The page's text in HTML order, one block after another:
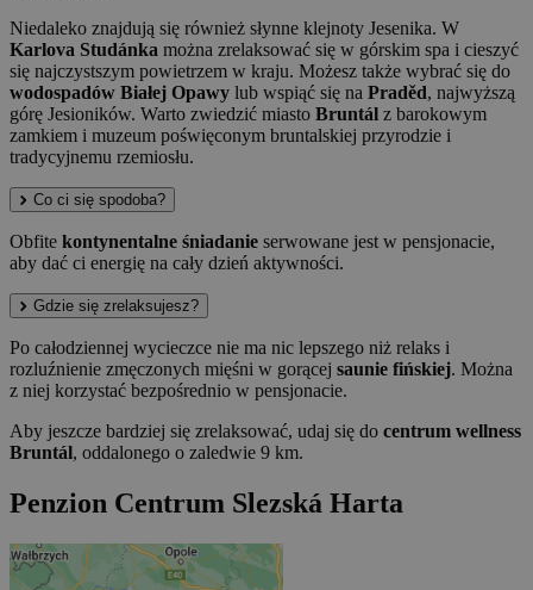
Niedaleko znajdują się również słynne klejnoty Jesenika. W
Karlova Studánka można zrelaksować się w górskim spa i cieszyć
się najczystszym powietrzem w kraju. Możesz także wybrać się do
wodospadów Białej Opawy lub wspiąć się na Praděd, najwyższą
górę Jesioników. Warto zwiedzić miasto Bruntál z barokowym
zamkiem i muzeum poświęconym bruntalskiej przyrodzie i
tradycyjnemu rzemiosłu.
Co ci się spodoba?
Obfite kontynentalne śniadanie serwowane jest w pensjonacie,
aby dać ci energię na cały dzień aktywności.
Gdzie się zrelaksujesz?
Po całodziennej wycieczce nie ma nic lepszego niż relaks i
rozluźnienie zmęczonych mięśni w gorącej saunie fińskiej. Można
z niej korzystać bezpośrednio w pensjonacie.
Aby jeszcze bardziej się zrelaksować, udaj się do centrum wellness
Bruntál, oddalonego o zaledwie 9 km.
Penzion Centrum Slezská Harta